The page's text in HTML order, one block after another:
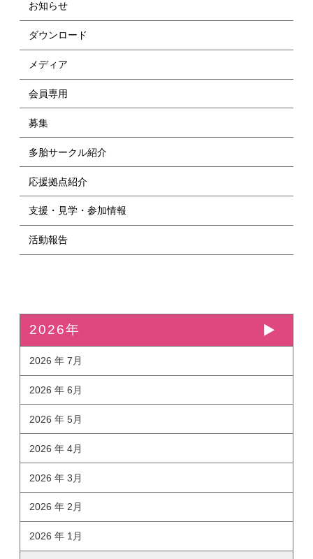
お知らせ
ダウンロード
メディア
会員専用
募集
多胎サークル紹介
応援拠点紹介
支援・見学・参加情報
活動報告
2026年
2026 年 7月
2026 年 6月
2026 年 5月
2026 年 4月
2026 年 3月
2026 年 2月
2026 年 1月